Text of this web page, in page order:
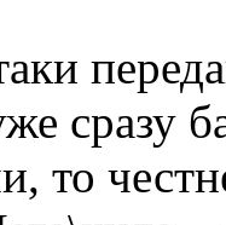
сразу
то